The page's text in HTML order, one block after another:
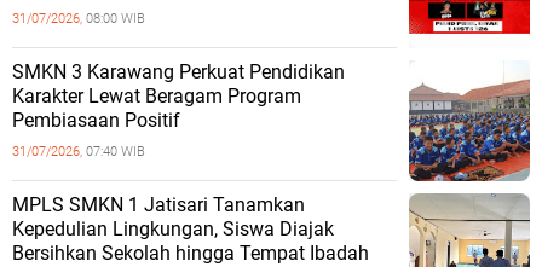
31/07/2026, 08:00 WIB
SMKN 3 Karawang Perkuat Pendidikan
Karakter Lewat Beragam Program
Pembiasaan Positif
31/07/2026, 07:40 WIB
MPLS SMKN 1 Jatisari Tanamkan
Kepedulian Lingkungan, Siswa Diajak
Bersihkan Sekolah hingga Tempat Ibadah